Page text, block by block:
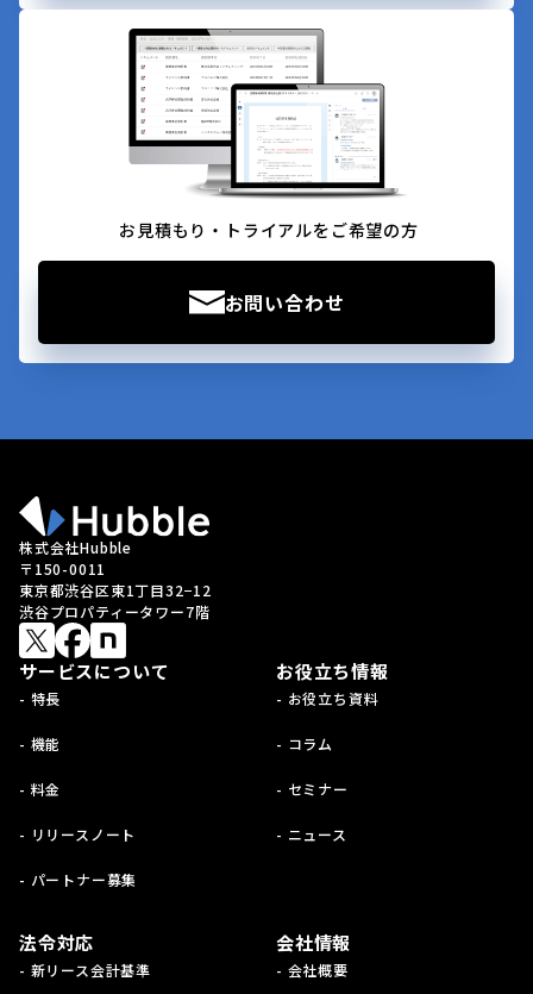
お見積もり・トライアルをご希望の方
お問い合わせ
株式会社Hubble
〒150-0011
東京都渋谷区東1丁目32−12
渋谷プロパティータワー7階
サービスについて
- 特長
- 機能
- 料金
- リリースノート
- パートナー募集
お役立ち情報
- お役立ち資料
- コラム
- セミナー
- ニュース
法令対応
- 新リース会計基準
会社情報
- 会社概要